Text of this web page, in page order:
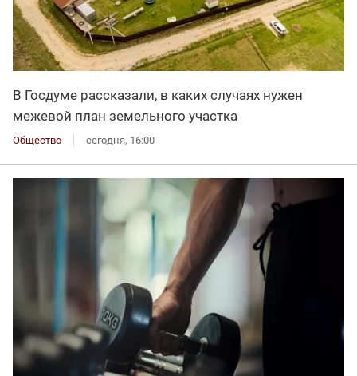
В Госдуме рассказали, в каких случаях нужен
межевой план земельного участка
Общество сегодня, 16:00